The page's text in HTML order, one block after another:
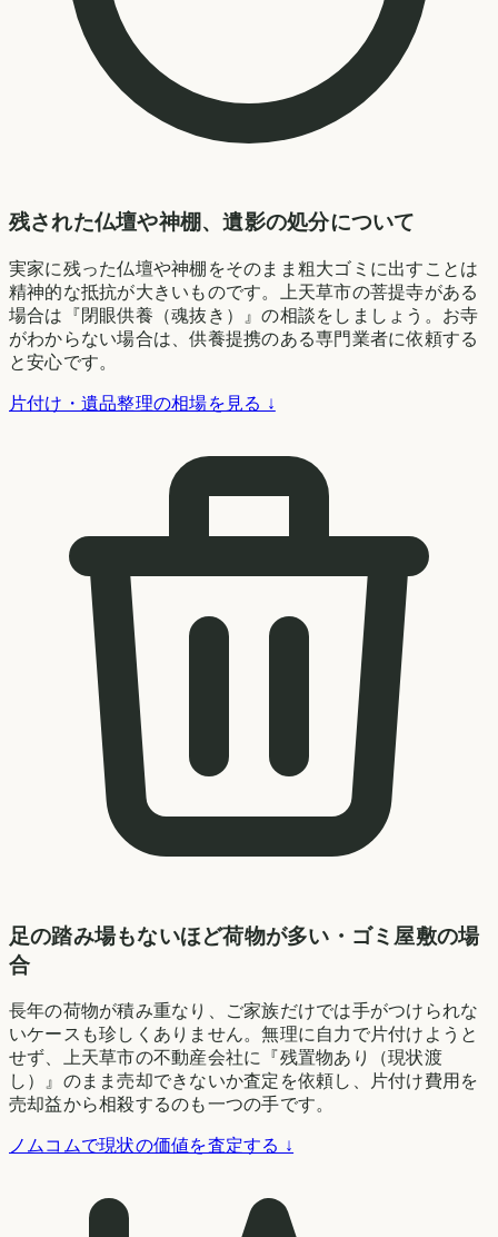
残された仏壇や神棚、遺影の処分について
実家に残った仏壇や神棚をそのまま粗大ゴミに出すことは
精神的な抵抗が大きいものです。上天草市の菩提寺がある
場合は『閉眼供養（魂抜き）』の相談をしましょう。お寺
がわからない場合は、供養提携のある専門業者に依頼する
と安心です。
片付け・遺品整理の相場を見る ↓
足の踏み場もないほど荷物が多い・ゴミ屋敷の場
合
長年の荷物が積み重なり、ご家族だけでは手がつけられな
いケースも珍しくありません。無理に自力で片付けようと
せず、上天草市の不動産会社に『残置物あり（現状渡
し）』のまま売却できないか査定を依頼し、片付け費用を
売却益から相殺するのも一つの手です。
ノムコムで現状の価値を査定する ↓